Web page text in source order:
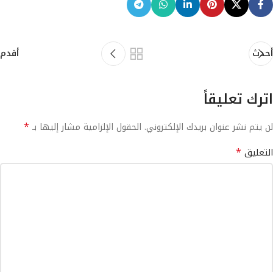
أحدث أقدم
اترك تعليقاً
لن يتم نشر عنوان بريدك الإلكتروني. الحقول الإلزامية مشار إليها بـ *
التعليق *